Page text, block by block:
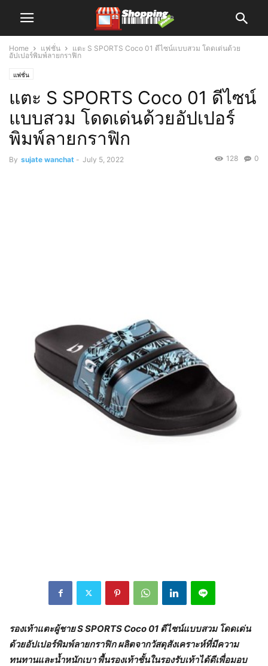
Home แฟชั่น
แตะ S SPORTS Coco 01 ดีไซน์แบบสวม โดดเด่นด้วย
อัปเปอร์พิมพ์ลายกราฟิก
แฟชั่น
แตะ S SPORTS Coco 01 ดีไซน์
แบบสวม โดดเด่นด้วยอัปเปอร์
พิมพ์ลายกราฟิก
By sujate wanchat - July 5, 2022 0
128
รองเท้าแตะผู้ชายS SPORTS Coco 01 ดีไซน์แบบสวม โดดเด่น
ด้วยอัปเปอร์พิมพ์ลายกราฟิก ผลิตจากวัสดุสังเคราะห์ที่มีความ
ทนทานและน้ำหนักเบา พื้นรองเท้าชั้นในรองรับเท้าได้ดีเพื่อมอบ